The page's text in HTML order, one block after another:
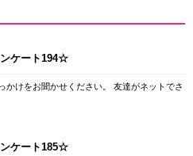
ケート194☆
かけをお聞かせください。 友達がネットでさ
ケート185☆